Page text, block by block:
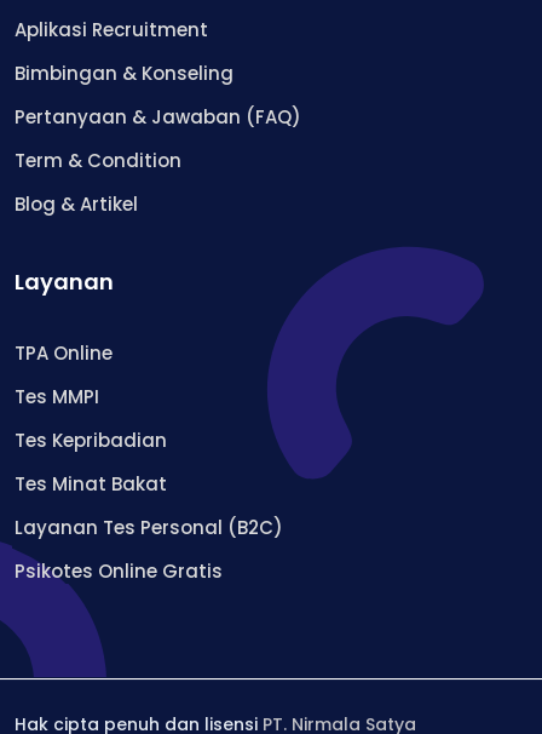
Aplikasi Recruitment
Bimbingan & Konseling
Pertanyaan & Jawaban (FAQ)
Term & Condition
Blog & Artikel
Layanan
TPA Online
Tes MMPI
Tes Kepribadian
Tes Minat Bakat
Layanan Tes Personal (B2C)
Psikotes Online Gratis
Hak cipta penuh dan lisensi PT. Nirmala Satya